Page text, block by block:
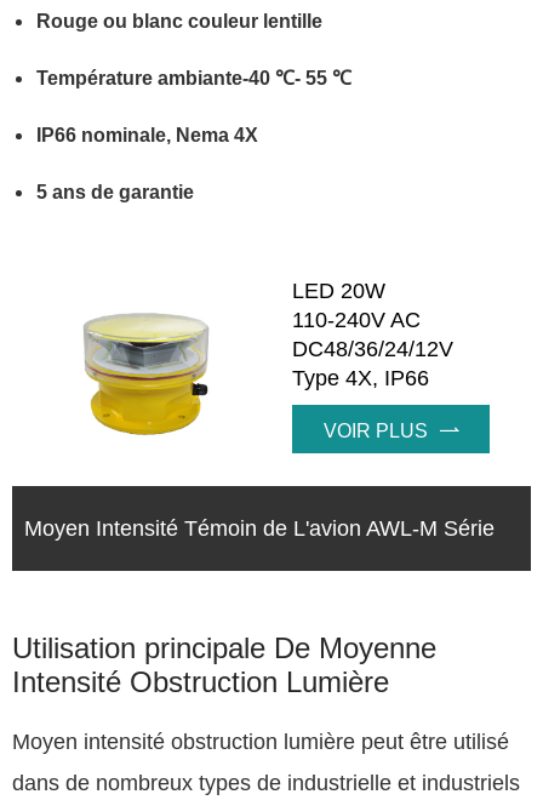
Rouge ou blanc couleur lentille
Température ambiante-40 ℃- 55 ℃
IP66 nominale, Nema 4X
5 ans de garantie
LED 20W
110-240V AC
DC48/36/24/12V
Type 4X, IP66
VOIR PLUS 
Moyen Intensité Témoin de L'avion AWL-M Série
Utilisation principale De Moyenne
Intensité Obstruction Lumière
Moyen intensité obstruction lumière peut être utilisé
dans de nombreux types de industrielle et industriels